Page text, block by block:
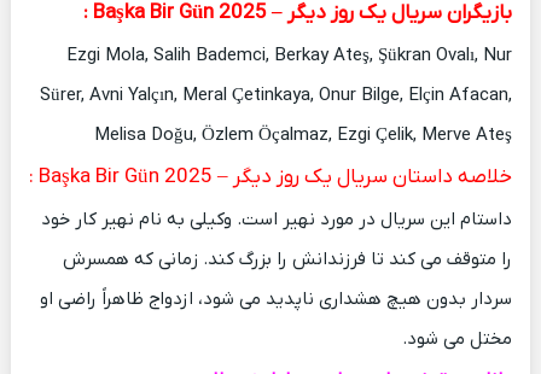
بازیگران سریال یک روز دیگر – Başka Bir Gün 2025 :
Ezgi Mola, Salih Bademci, Berkay Ateş, Şükran Ovalı, Nur
Sürer, Avni Yalçın, Meral Çetinkaya, Onur Bilge, Elçin Afacan,
Melisa Doğu, Özlem Öçalmaz, Ezgi Çelik, Merve Ateş
خلاصه داستان سریال یک روز دیگر – Başka Bir Gün 2025 :
داستام این سریال در مورد نهیر است. وکیلی به نام نهیر کار خود
را متوقف می کند تا فرزندانش را بزرگ کند. زمانی که همسرش
سردار بدون هیچ هشداری ناپدید می شود، ازدواج ظاهراً راضی او
مختل می شود.